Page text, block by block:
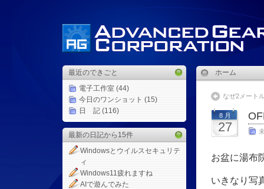
最近のできごと
電子工作室 (44)
今日のワンショット (15)
日 記 (116)
最新の日記から15件
Windowsとウイルスセキュリテ
ィ
Windows11疲れますね
AIで遊んでみた
ホーム
なぜ2メート
8 月
27
お盆に湯布
いきなり写